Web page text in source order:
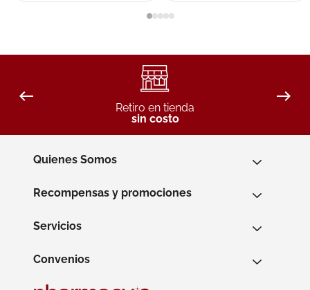
Retiro en tienda
sin costo
Quienes Somos
Recompensas y promociones
Servicios
Convenios